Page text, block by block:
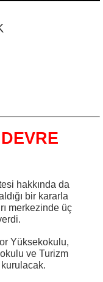
hakkında da
bir kararla
merkezinde üç
Yüksekokulu,
ve Turizm